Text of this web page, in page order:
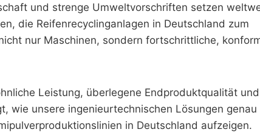
und strenge Umweltvorschriften setzen
die Reifenrecyclinganlagen in Deutschland zum
nur Maschinen, sondern fortschrittliche,
Leistung, überlegene Endproduktqualität und
wie unsere ingenieurtechnischen Lösungen genau
in Deutschland aufzeigen.